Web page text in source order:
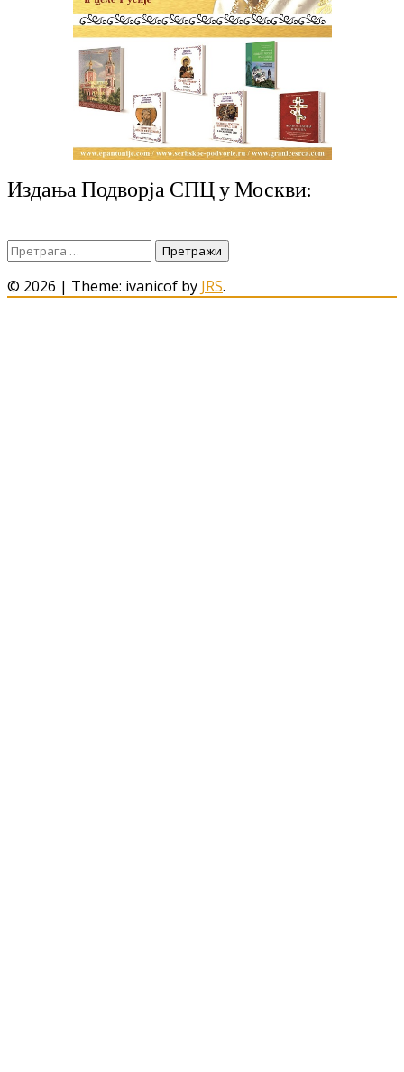
Издања Подворја СПЦ у Москви:
Претрага
за:
© 2026 | Theme: ivanicof by JRS.